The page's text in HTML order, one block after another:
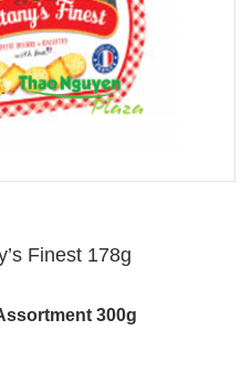
Finest 178g
300g